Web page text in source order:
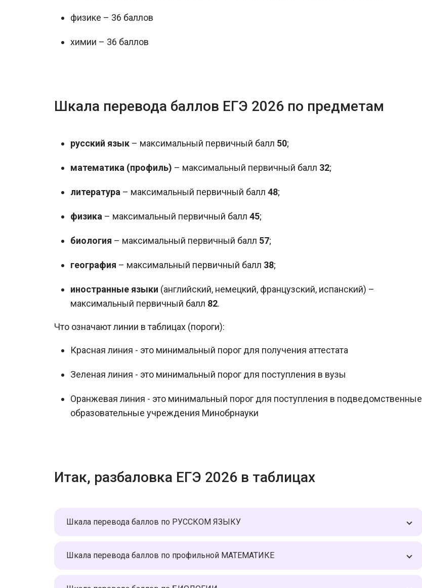
физике – 36 баллов
химии – 36 баллов
Шкала перевода баллов ЕГЭ 2026 по предметам
русский язык – максимальный первичный балл 50;
математика (профиль) – максимальный первичный балл 32;
литература – максимальный первичный балл 48;
физика – максимальный первичный балл 45;
биология – максимальный первичный балл 57;
география – максимальный первичный балл 38;
иностранные языки (английский, немецкий, французский, испанский) –
максимальный первичный балл 82.
Что означают линии в таблицах (пороги):
Красная линия - это минимальный порог для получения аттестата
Зеленая линия - это минимальный порог для поступления в вузы
Оранжевая линия - это минимальный порог для поступления в подведомственные
образовательные учреждения Минобрнауки
Итак, разбаловка ЕГЭ 2026 в таблицах
Шкала перевода баллов по РУССКОМ ЯЗЫКУ
Шкала перевода баллов по профильной МАТЕМАТИКЕ